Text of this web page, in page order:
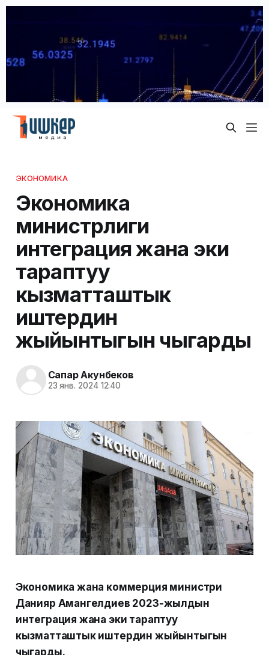
ЭКОНОМИКА
Экономика
министрлиги
интеграция жана эки
тараптуу
кызматташтык
иштердин
жыйынтыгын чыгарды
Сапар Акунбеков
23 янв. 2024 12:40
Экономика жана коммерция министри
Данияр Амангелдиев 2023-жылдын
интеграция жана эки тараптуу
кызматташтык иштердин жыйынтыгын
чыгарды.